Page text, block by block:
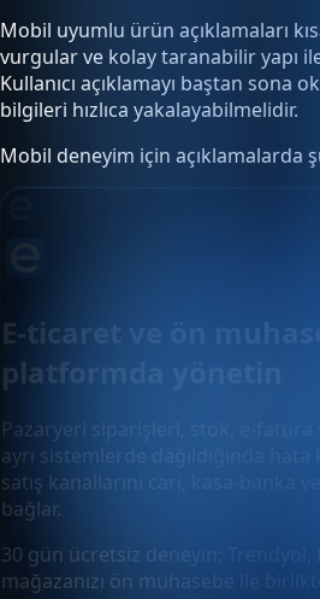
Mobil uyumlu ürün açıklamaları
vurgular ve kolay taranabilir yapı ile
Kullanıcı açıklamayı baştan sona
bilgileri hızlıca yakalayabilmelidir.
Mobil deneyim için açıklamalarda
E-ticaret ve ön
platformda yönetin
Pazaryeri siparişleri, stok, e-fatura
ayrı sistemlerde dağıldığında hata
satış kanallarını cari, kasa-banka
bağlar.
30 gün ücretsiz deneyin; Trendyol,
mağazanızı ön muhasebe ile